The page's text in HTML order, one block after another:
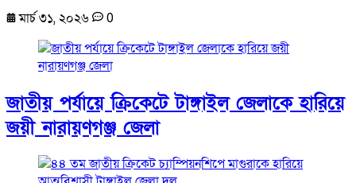
মার্চ ৩১, ২০২৬
0
জাতীয় পর্যায়ে ক্রিকেটে টাঙ্গাইল জেলাকে হারিয়ে
জয়ী নারায়ণগঞ্জ জেলা